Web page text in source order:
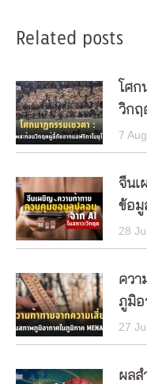
Related posts
โศก
วิกฤ
7
จีนเ
ข้อมู
28
ควา
ภูมิอ
27
ผลส